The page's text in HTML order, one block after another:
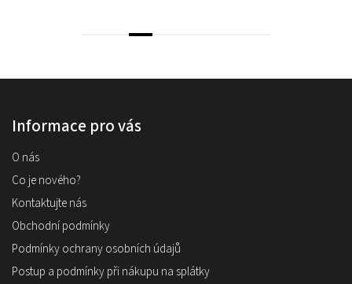
Informace pro vás
O nás
Co je nového?
Kontaktujte nás
Obchodní podmínky
Podmínky ochrany osobních údajů
Postup a podmínky při nákupu na splátky